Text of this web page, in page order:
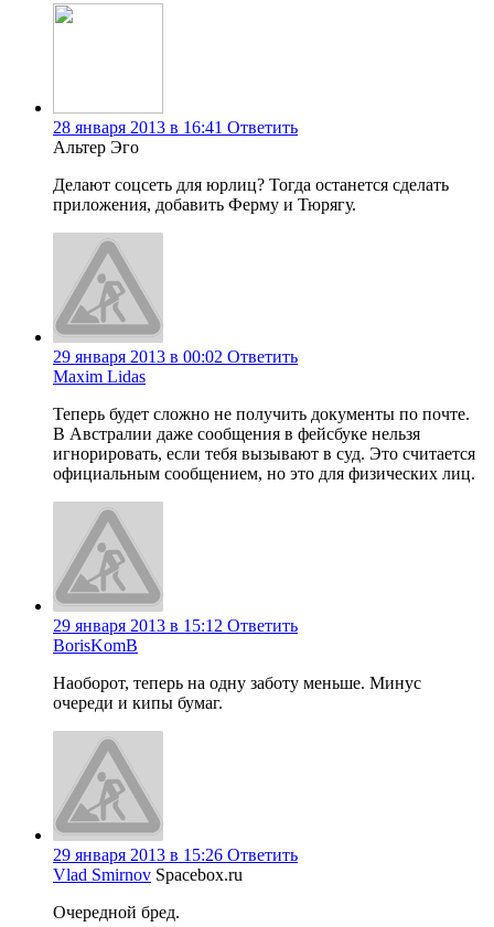
28 января 2013 в 16:41 Ответить
Альтер Эго
Делают соцсеть для юрлиц? Тогда останется сделать
приложения, добавить Ферму и Тюрягу.
29 января 2013 в 00:02 Ответить
Maxim Lidas
Теперь будет сложно не получить документы по почте.
В Австралии даже сообщения в фейсбуке нельзя
игнорировать, если тебя вызывают в суд. Это считается
официальным сообщением, но это для физических лиц.
29 января 2013 в 15:12 Ответить
BorisKomB
Наоборот, теперь на одну заботу меньше. Минус
очереди и кипы бумаг.
29 января 2013 в 15:26 Ответить
Vlad Smirnov Spacebox.ru
Очередной бред.